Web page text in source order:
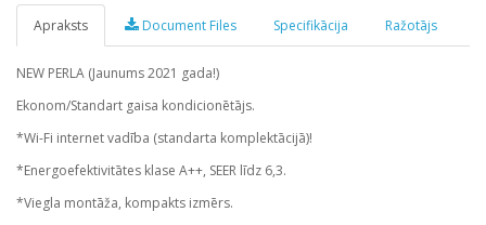
Apraksts Document Files Specifikācija Ražotājs
NEW PERLA (Jaunums 2021 gada!)
Ekonom/Standart gaisa kondicionētājs.
*Wi-Fi internet vadība (standarta komplektācijā)!
*Energoefektivitātes klase A++, SEER līdz 6,3.
*Viegla montāža, kompakts izmērs.